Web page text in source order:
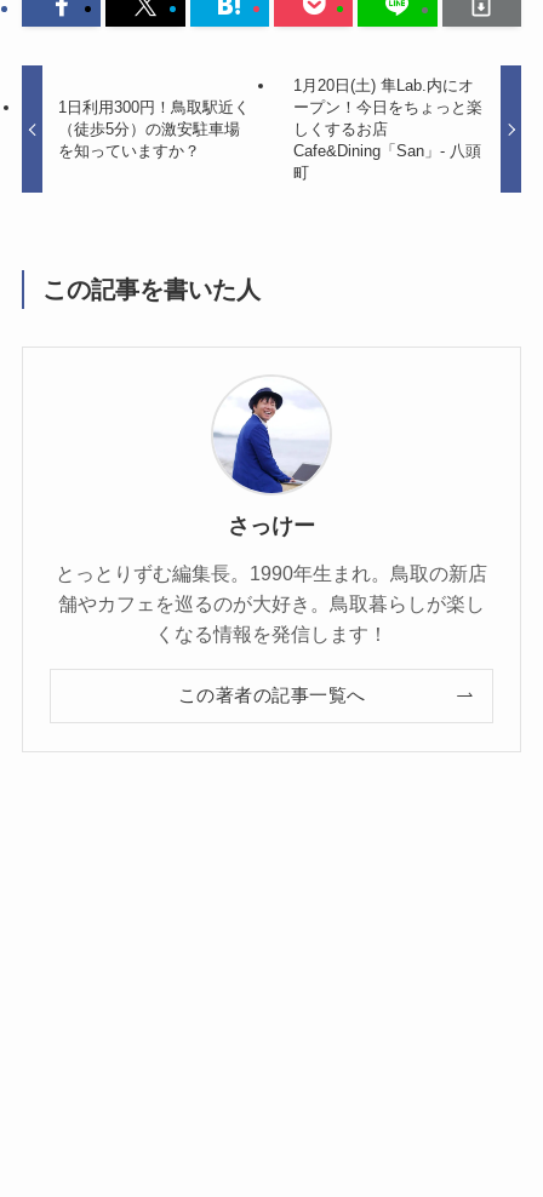
1日利用300円！鳥取駅近く
（徒歩5分）の激安駐車場
を知っていますか？
1月20日(土) 隼Lab.内にオ
ープン！今日をちょっと楽
しくするお店
Cafe&Dining「San」- 八頭
町
この記事を書いた人
さっけー
とっとりずむ編集長。1990年生まれ。鳥取の新店
舗やカフェを巡るのが大好き。鳥取暮らしが楽し
くなる情報を発信します！
この著者の記事一覧へ